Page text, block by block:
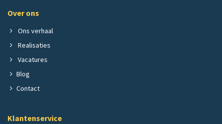
Over ons
Ons verhaal
Realisaties
Vacatures
Blog
Contact
Klantenservice